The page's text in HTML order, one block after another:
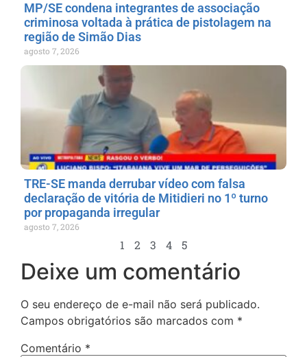
MP/SE condena integrantes de associação
criminosa voltada à prática de pistolagem na
região de Simão Dias
agosto 7, 2026
TRE-SE manda derrubar vídeo com falsa
declaração de vitória de Mitidieri no 1º turno
por propaganda irregular
agosto 7, 2026
1 2 3 4 5
Deixe um comentário
O seu endereço de e-mail não será publicado.
Campos obrigatórios são marcados com *
Comentário *